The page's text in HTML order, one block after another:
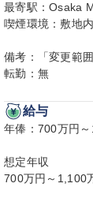
最寄駅：Osaka
喫煙環境：敷地
備考：「変更範
転勤：無
給与
年俸：700万円
想定年収
700万円～1,100